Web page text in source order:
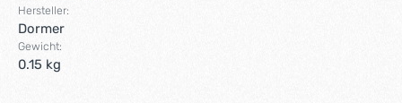
Hersteller:
Dormer
Gewicht:
0.15 kg